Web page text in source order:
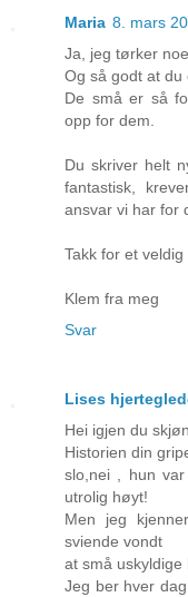
Maria 8. mars
Ja, jeg tørker
Og så godt at du
De små er så
opp for dem.
Du skriver helt
fantastisk,
ansvar vi har for
Takk for et
Klem fra meg
Svar
Lises
Hei igjen du
Historien din
slo,nei , hun
utrolig høyt!
Men jeg
sviende vondt
at små uskyldige
Jeg ber hver